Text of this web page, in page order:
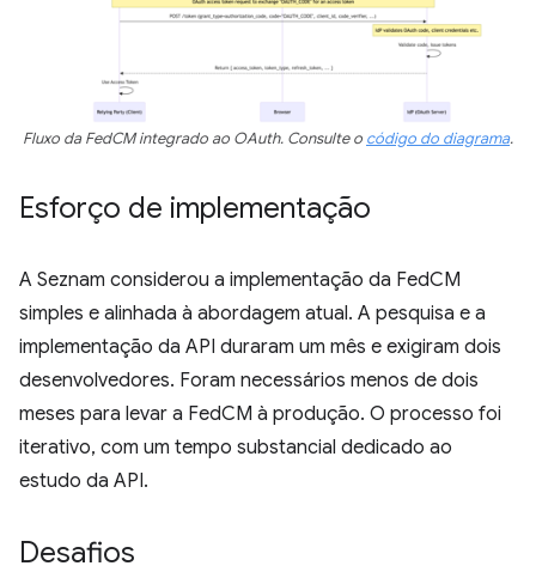
Fluxo da FedCM integrado ao OAuth. Consulte o código do diagrama.
Esforço de implementação
A Seznam considerou a implementação da FedCM
simples e alinhada à abordagem atual. A pesquisa e a
implementação da API duraram um mês e exigiram dois
desenvolvedores. Foram necessários menos de dois
meses para levar a FedCM à produção. O processo foi
iterativo, com um tempo substancial dedicado ao
estudo da API.
Desafios